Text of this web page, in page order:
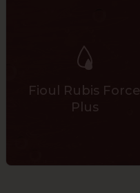
Fioul Rubis Force
Plus